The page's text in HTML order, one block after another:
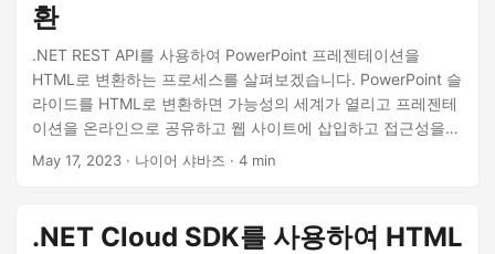
환
.NET REST API를 사용하여 PowerPoint 프레젠테이션을
HTML로 변환하는 프로세스를 살펴보겠습니다. PowerPoint 슬
라이드를 HTML로 변환하면 가능성의 세계가 열리고 프레젠테
이션을 온라인으로 공유하고 웹 사이트에 삽입하고 접근성을
향상시킬 수 있습니다.
May 17, 2023 · 나이어 샤바즈 · 4 min
.NET Cloud SDK를 사용하여 HTML